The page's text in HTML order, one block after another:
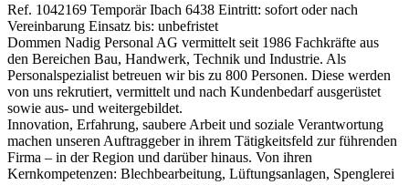
Ref. 1042169 Temporär Ibach 6438 Eintritt: sofort oder nach
Vereinbarung Einsatz bis: unbefristet
Dommen Nadig Personal AG vermittelt seit 1986 Fachkräfte aus
den Bereichen Bau, Handwerk, Technik und Industrie. Als
Personalspezialist betreuen wir bis zu 800 Personen. Diese werden
von uns rekrutiert, vermittelt und nach Kundenbedarf ausgerüstet
sowie aus- und weitergebildet.
Innovation, Erfahrung, saubere Arbeit und soziale Verantwortung
machen unseren Auftraggeber in ihrem Tätigkeitsfeld zur führenden
Firma – in der Region und darüber hinaus. Von ihren
Kernkompetenzen: Blechbearbeitung, Lüftungsanlagen, Spenglerei